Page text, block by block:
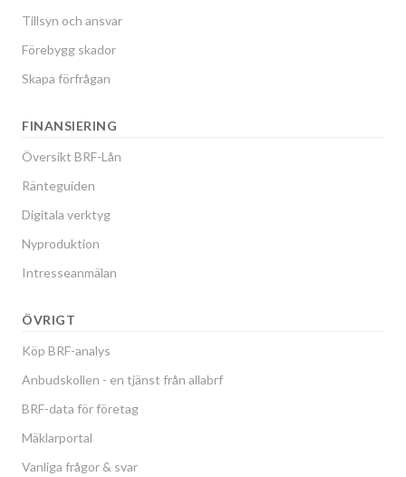
Tillsyn och ansvar
Förebygg skador
Skapa förfrågan
FINANSIERING
Översikt BRF-Lån
Ränteguiden
Digitala verktyg
Nyproduktion
Intresseanmälan
ÖVRIGT
Köp BRF-analys
Anbudskollen - en tjänst från allabrf
BRF-data för företag
Mäklarportal
Vanliga frågor & svar